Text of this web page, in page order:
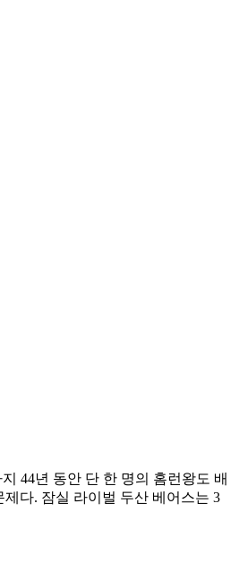
44년 동안 단 한 명의 홈런왕도 배
다. 잠실 라이벌 두산 베어스는 3